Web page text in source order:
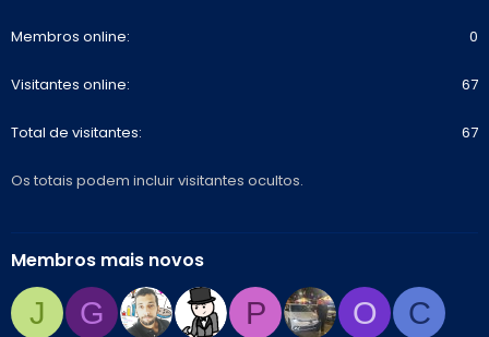
Membros online 0
Visitantes online 67
Total de visitantes 67
Os totais podem incluir visitantes ocultos.
Membros mais novos
J G P O
C